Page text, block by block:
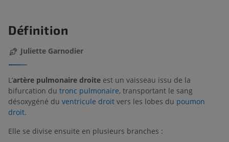
Définition
Juliette Garnodier
L’artère pulmonaire droite est un vaisseau issu de la
bifurcation du tronc pulmonaire, transportant le sang
désoxygéné du ventricule droit vers les lobes du poumon
droit.
Elle se divise ensuite en plusieurs branches :